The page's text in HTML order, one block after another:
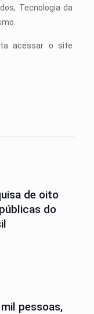
Tecnologia da
acessar o site
de oito
do
pessoas,